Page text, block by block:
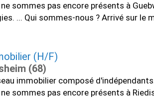
ne sommes pas encore présents à
... Qui sommes-nous ? Arrivé sur le
(H/F)
(68)
immobilier composé
ne sommes pas encore présents à